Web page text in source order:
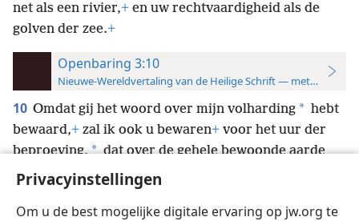
Privacyinstellingen
Om u de best mogelijke digitale ervaring op jw.org te
net als een rivier,+ en uw rechtvaardigheid als de
golven der zee.+
Openbaring 3:10
Nieuwe-Wereldvertaling van de Heilige Schrift — met
10 Omdat gij het woord over mijn volharding * hebt
bewaard,+ zal ik ook u bewaren+ voor het uur der
beproeving, * dat over de gehele bewoonde aarde
moet komen om hen die op de aarde wonen, op de
proef te stellen.